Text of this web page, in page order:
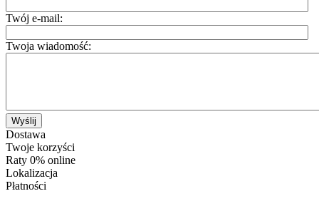
Twój e-mail:
Twoja wiadomość:
Wyślij
Dostawa
Twoje korzyści
Raty 0% online
Lokalizacja
Płatności